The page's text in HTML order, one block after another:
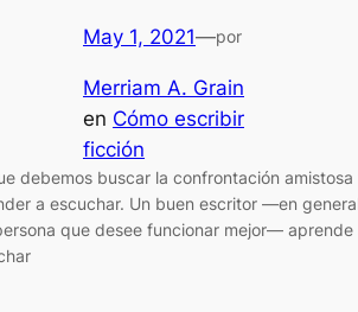
May 1, 2021—por
Merriam A. Grain
en Cómo escribir
ficción
debemos buscar la confrontación amistosa
a escuchar. Un buen escritor —en
que desee funcionar mejor— aprende